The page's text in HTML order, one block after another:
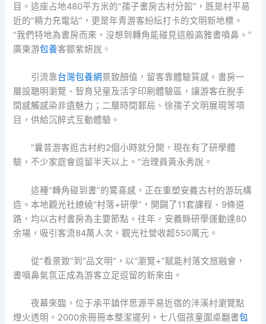
目。這座占地480平方米的“孺子書房古村分館”，既是村平易
近的“精力充電站”，更是年青游客紛紜打卡的文明新地標。
“我們特地為書房而來，沒想到轉角能碰見這般高雅書噴鼻。”
廣東游包養客鄒紫妍說。
引流靠台灣包養網景致顏值，留客靠體驗質感。書房一
層設聰明瀏覽、智育兒童及活字印刷體驗區，讓游客在脫手
間感觸感染非遺魅力；二層時間郵局、徐孺子文明展現等項
目，供給沉醉式互動體驗。
“曩昔游客逛古村約2個小時就分開，現在有了研學體
驗，不少家庭會逗留半天以上。”治理員黃永秀說。
這種“轉角碰到書”的驚喜感，正在重塑安義古村的游玩構
造。本地觀光社繚繞“村落+研學”，開闢了11套課程、9條道
路，均以古村書房為主要節點。往年，安義縣研學運動達80
余場，吸引客流84萬人次，觀光社營收超550萬元。
從“看景致”到“品文明”，以“瀏覽+”賦能村落文旅融會，
書噴鼻氣氛正成為游客立足逗留的新來由。
夜幕來臨，位于承平鎮伴思源平易近宿的泮溪村瀏覽點
燈火透明。2000余冊冊本整潔擺列，七八個孩童圍桌翻書包